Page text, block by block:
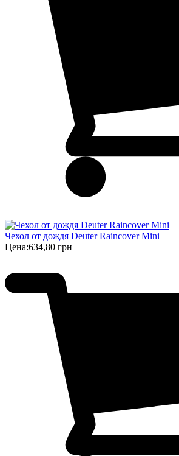
Чехол от дождя Deuter Raincover Mini
Цена:634,80 грн